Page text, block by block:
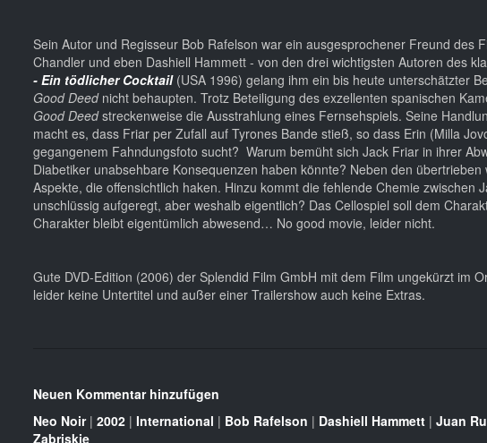
Sein Autor und Regisseur Bob Rafelson war ein ausgesprochener Freund des
Chandler und eben Dashiell Hammett - von den drei wichtigsten Autoren des
- Ein tödlicher Cocktail (USA 1996) gelang ihm ein bis heute unterschätzter
Good Deednicht behaupten. Trotz Beteiligung des exzellenten spanischen
Good Deedstreckenweise die Ausstrahlung eines Fernsehspiels. Seine
macht es, dass Friar per Zufall auf Tyrones Bande stieß, so dass Erin (Milla
gegangenem Fahndungsfoto sucht? Warum bemüht sich Jack Friar in ihrer
Diabetiker unabsehbare Konsequenzen haben könnte? Neben den
Aspekte, die offensichtlich haken. Hinzu kommt die fehlende Chemie
unschlüssig aufgeregt, aber weshalb eigentlich? Das Cellospiel soll dem
Charakter bleibt eigentümlich abwesend… No good movie, leider nicht.
Gute DVD-Edition (2006) der Splendid Film GmbH mit dem Film ungekürzt im
leider keine Untertitel und außer einer Trailershow auch keine Extras.
Neuen Kommentar hinzufügen
Neo Noir| 2002 | International | Bob Rafelson | Dashiell Hammett | Juan
Zabriskie